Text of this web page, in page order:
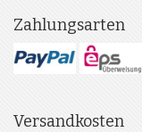
Zahlungsarten
Versandkosten